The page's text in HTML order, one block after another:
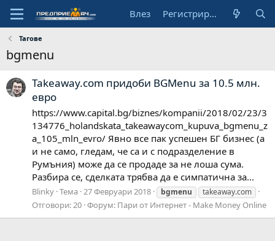
Влез Регистрирай се
Тагове
bgmenu
Takeaway.com придоби BGMenu за 10.5 млн.
евро
https://www.capital.bg/biznes/kompanii/2018/02/23/3
134776_holandskata_takeawaycom_kupuva_bgmenu_z
a_105_mln_evro/ Явно все пак успешен БГ бизнес (а
и не само, гледам, че са и с подразделение в
Румъния) може да се продаде за не лоша сума.
Разбира се, сделката трябва да е симпатична за...
Blinky Тема 27 Февруари 2018 bgmenu takeaway.com
Отговори: 20 Форум: Пари от Интернет - Make Money Online